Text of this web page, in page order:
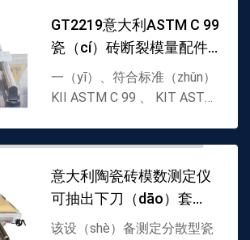
GT2219意大利ASTM C 99
瓷（cí）砖断裂模量配件
（jiàn）
一（yī）、符合标准（zhǔn）
KII ASTM C 99 、 KIT ASTM
（mó）数检（jiǎn）测（cè）
仪配件
意大利陶瓷砖模数测定仪
可抽出下刀（dāo）套
（tào）件FLEXI PRO
该设（shè）备测定分散型瓷